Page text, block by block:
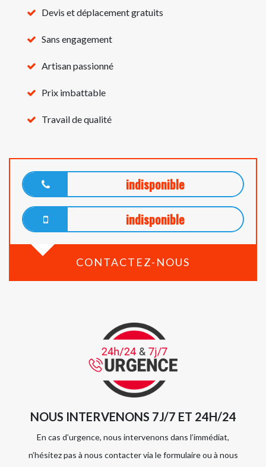
Devis et déplacement gratuits
Sans engagement
Artisan passionné
Prix imbattable
Travail de qualité
indisponible
indisponible
CONTACTEZ-NOUS
NOUS INTERVENONS 7J/7 ET 24H/24
En cas d’urgence, nous intervenons dans l’immédiat,
n’hésitez pas à nous contacter via le formulaire ou à nous